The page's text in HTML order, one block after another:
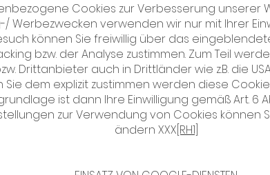
Cookies zur Verbesserung unserer
Werbezwecken verwenden wir nur mit Ihrer
können Sie freiwillig über das
bzw. der Analyse zustimmen. Zum Teil
Drittanbieter auch in Drittländer wie z.B. die
Sie dem explizit zustimmen werden diese
ist dann Ihre Einwilligung gemäß Art. 6
zur Verwendung von Cookies können
ändern XXX [RH1]